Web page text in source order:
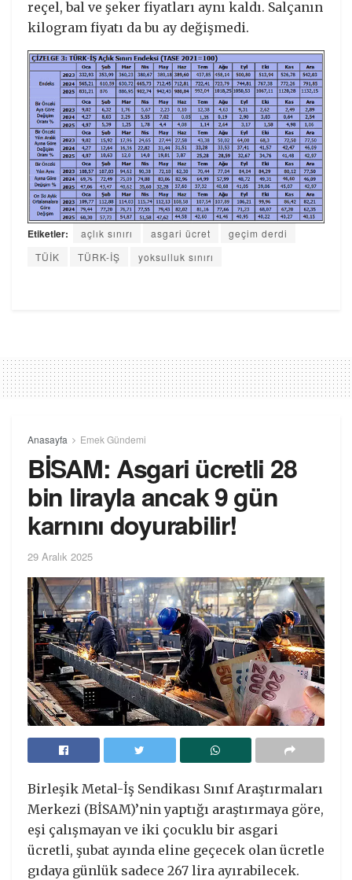
reçel, bal ve şeker fiyatları aynı kaldı. Salçanın
kilogram fiyatı da bu ay değişmedi.
Etiketler: açlık sınırı asgari ücret
geçim derdi
TÜİK
TÜRK-İŞ yoksulluk sınırı
Anasayfa Emek Gündemi
BİSAM: Asgari ücretli 28
bin lirayla ancak 9 gün
karnını doyurabilir!
29 Aralık 2025
Birleşik Metal-İş Sendikası Sınıf Araştırmaları
Merkezi (BİSAM)’nin yaptığı araştırmaya göre,
eşi çalışmayan ve iki çocuklu bir asgari
ücretli, şubat ayında eline geçecek olan ücretle
gıdaya günlük sadece 267 lira ayırabilecek.